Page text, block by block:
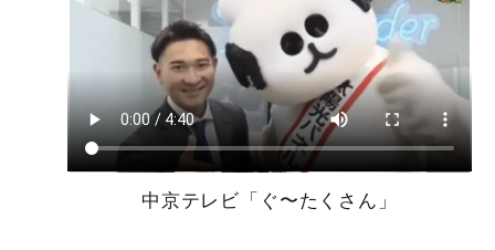
中京テレビ「ぐ〜たくさん」